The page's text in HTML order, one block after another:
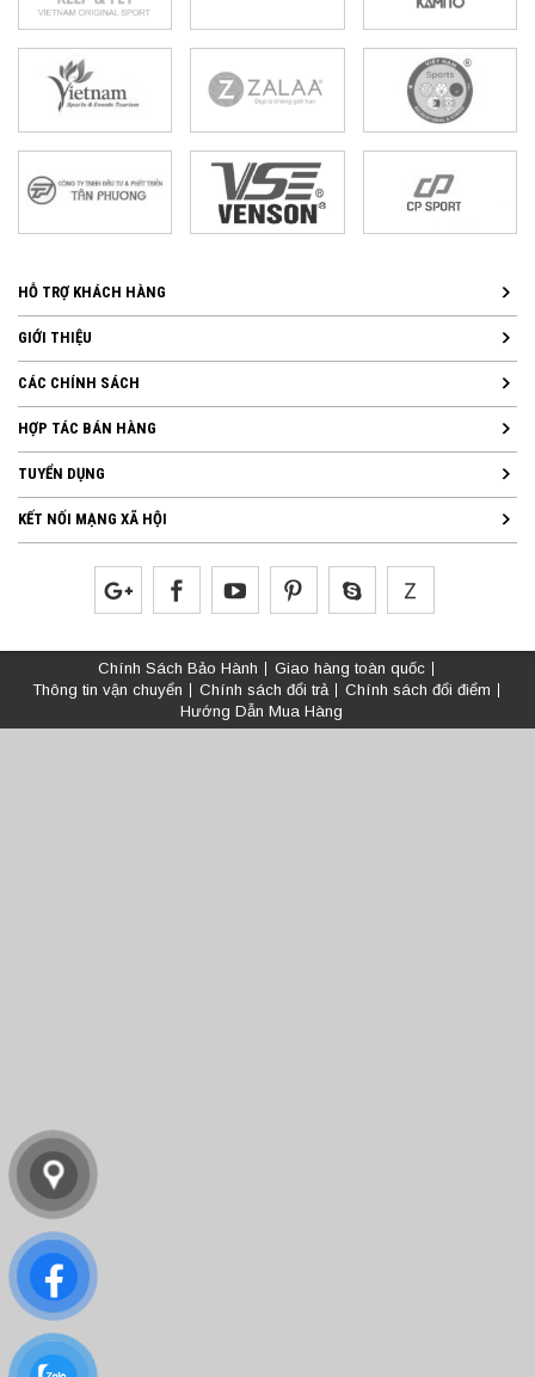
HỖ TRỢ KHÁCH HÀNG
GIỚI THIỆU
CÁC CHÍNH SÁCH
HỢP TÁC BÁN HÀNG
TUYỂN DỤNG
KẾT NỐI MẠNG XÃ HỘI
Chính Sách Bảo Hành
Giao hàng toàn quốc
Thông tin vận chuyển
Chính sách đổi trả
Chính sách đổi điểm
Hướng Dẫn Mua Hàng